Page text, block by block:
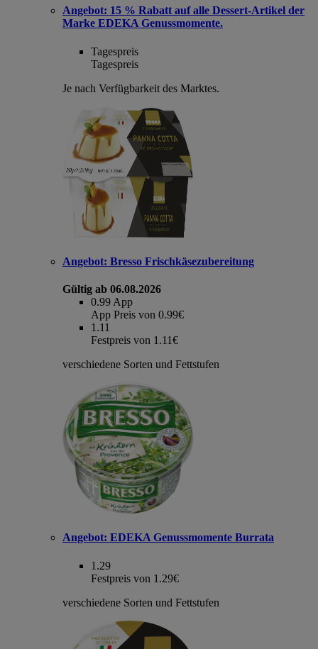
Angebot: 15 % Rabatt auf alle Dessert-Artikel der
Marke EDEKA Genussmomente.
Tagespreis
Tagespreis
Je nach Verfügbarkeit des Marktes.
Angebot: Bresso Frischkäsezubereitung
Gültig ab 06.08.2026
0.99 App
App Preis von 0.99€
1.11
Festpreis von 1.11€
verschiedene Sorten und Fettstufen
Angebot: EDEKA Genussmomente Burrata
1.29
Festpreis von 1.29€
verschiedene Sorten und Fettstufen